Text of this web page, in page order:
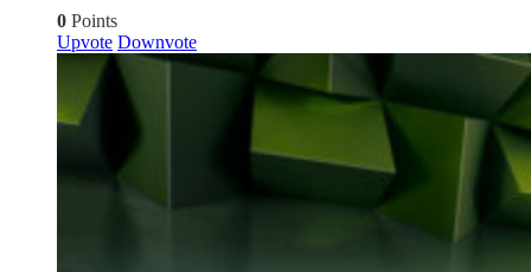
0 Points
Upvote Downvote